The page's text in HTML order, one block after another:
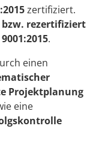
zertifiziert.
bzw. rezertifiziert
.
einen
Projektplanung
eine